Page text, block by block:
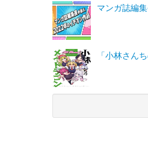
マンガ誌編
「小林さん